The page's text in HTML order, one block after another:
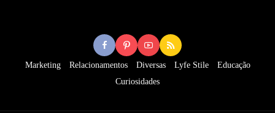
Marketing Relacionamentos Diversas Lyfe Stile
Educação
Curiosidades